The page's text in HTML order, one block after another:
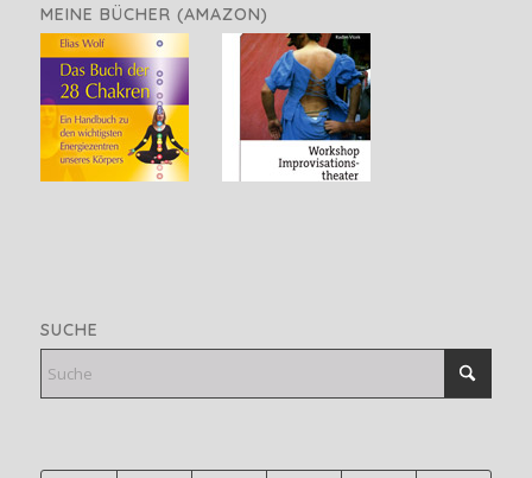
MEINE BÜCHER (AMAZON)
SUCHE